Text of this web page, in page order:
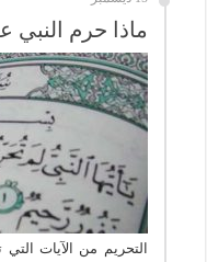
ماذا حرم النبي
التحريم من الآيات